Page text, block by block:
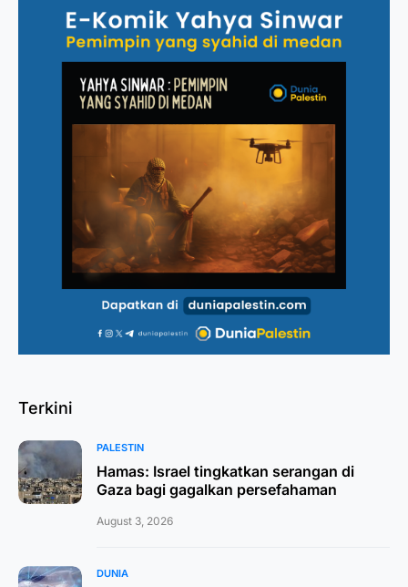
Terkini
PALESTIN
Hamas: Israel tingkatkan serangan di
Gaza bagi gagalkan persefahaman
August 3, 2026
DUNIA